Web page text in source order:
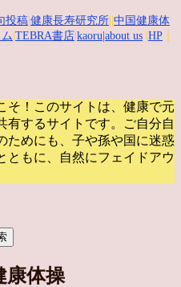
投稿 健康長寿研究所 中国健康体
TEBRA書店 kaoru |about us HP
そ！このサイトは、健康で元
するサイトです。
ご自分自
ためにも、子や孫や国に迷惑
ともに、自然にフェイドアウ
康体操